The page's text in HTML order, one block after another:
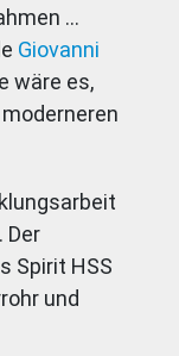
…
Giovanni
wäre es,
Der
Spirit HSS
und